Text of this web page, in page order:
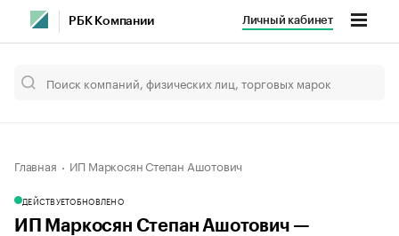
РБК Компании Личный кабинет
Главная ИП Маркосян Степан Ашотович
ДЕЙСТВУЕТОБНОВЛЕНО
ИП Маркосян Степан Ашотович —